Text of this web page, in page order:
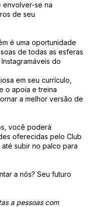
envolver-se na
de seu
é uma oportunidade
de todas as esferas
do
em seu currículo,
o apoia e treina
a melhor versão de
você poderá
oferecidas pelo Club
subir no palco para
a nós? Seu futuro
a pessoas com